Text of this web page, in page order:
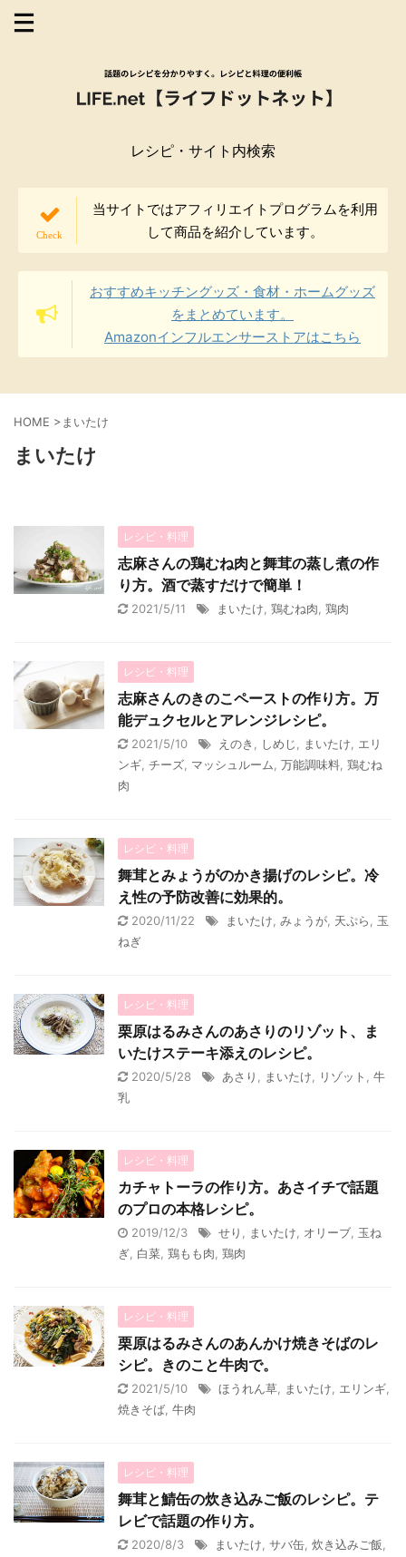
レシピ・サイト内検索
当サイトではアフィリエイトプログラムを利用
して商品を紹介しています。
おすすめキッチングッズ・食材・ホームグッズ
をまとめています。
Amazonインフルエンサーストアはこちら
HOME > まいたけ
まいたけ
レシピ・料理
志麻さんの鶏むね肉と舞茸の蒸し煮の作
り方。酒で蒸すだけで簡単！
2021/5/11 まいたけ 鶏むね肉 鶏肉
レシピ・料理
志麻さんのきのこペーストの作り方。万
能デュクセルとアレンジレシピ。
2021/5/10 えのき しめじ まいたけ
エリ
ンギ チーズ マッシュルーム 万能調味料 鶏むね
肉
レシピ・料理
舞茸とみょうがのかき揚げのレシピ。冷
え性の予防改善に効果的。
2020/11/22 まいたけ みょうが 天ぷら
玉
ねぎ
レシピ・料理
栗原はるみさんのあさりのリゾット、ま
いたけステーキ添えのレシピ。
2020/5/28 あさり まいたけ リゾット
牛
乳
レシピ・料理
カチャトーラの作り方。あさイチで話題
のプロの本格レシピ。
2019/12/3 せり まいたけ オリーブ 玉ね
ぎ 白菜 鶏もも肉 鶏肉
レシピ・料理
栗原はるみさんのあんかけ焼きそばのレ
シピ。きのこと牛肉で。
2021/5/10 ほうれん草 まいたけ エリンギ
焼きそば 牛肉
レシピ・料理
舞茸と鯖缶の炊き込みご飯のレシピ。テ
レビで話題の作り方。
2020/8/3 まいたけ サバ缶 炊き込みご飯